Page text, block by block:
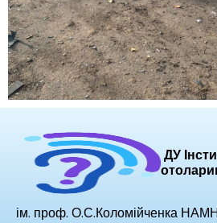
ДУ
ім. проф. О.С.Коломійченка